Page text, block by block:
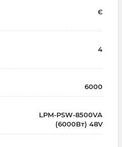
Є
4
6000
LPM-PSW-8500VA
(6000Вт) 48V